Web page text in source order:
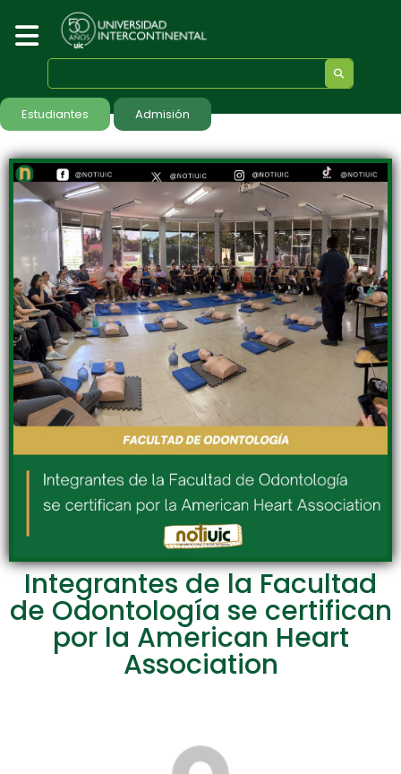
Estudiantes Admisión
Integrantes de la Facultad
de Odontología se certifican
por la American Heart
Association